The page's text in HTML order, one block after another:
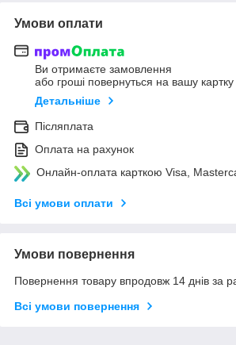
Умови оплати
Ви отримаєте замовлення
або гроші повернуться на вашу картку
Детальніше
Післяплата
Оплата на рахунок
Онлайн-оплата карткою Visa,
Всі умови оплати
Умови повернення
Повернення товару впродовж 14 днів за
Всі умови повернення